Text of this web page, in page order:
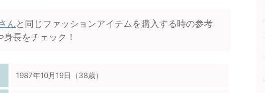
んと同じファッションアイテムを購入する時の参考
長をチェック！
1987年10月19日（38歳）